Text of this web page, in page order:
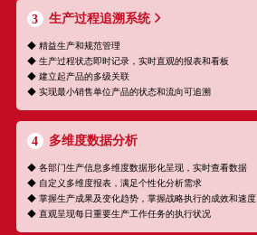
3 生产过程追溯系统
◆ 精益生产和规范管理
◆ 生产过程状态即时记录，实时直观的报表和看板
◆ 建立起产品的多级关联
◆ 实现最小销售单位产品的状态和流向可追溯
4 多维度数据分析
◆ 各部门生产信息多维度数据形化呈现，实时查看数据
◆ 自定义多维度报表，满足个性化分析需求
◆ 掌握生产成果及变化趋势，掌握战略执行的成效和速度
◆ 直观呈现每日重要生产工作任务的执行状况